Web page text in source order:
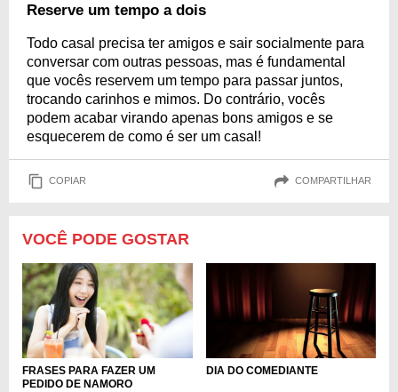
Reserve um tempo a dois
Todo casal precisa ter amigos e sair socialmente para
conversar com outras pessoas, mas é fundamental
que vocês reservem um tempo para passar juntos,
trocando carinhos e mimos. Do contrário, vocês
podem acabar virando apenas bons amigos e se
esquecerem de como é ser um casal!
COPIAR COMPARTILHAR
VOCÊ PODE GOSTAR
FRASES PARA FAZER UM
PEDIDO DE NAMORO
DIA DO COMEDIANTE